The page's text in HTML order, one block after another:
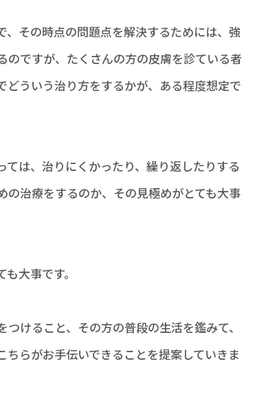
、その時点の問題点を解決するためには、強
のですが、たくさんの方の皮膚を診ている者
どういう治り方をするかが、ある程度想定で
ては、治りにくかったり、繰り返したりする
の治療をするのか、その見極めがとても大事
大事です。
けること、その方の普段の生活を鑑みて、
ちらがお手伝いできることを提案していきま